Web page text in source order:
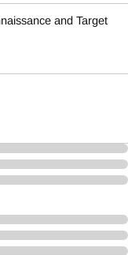
and Target